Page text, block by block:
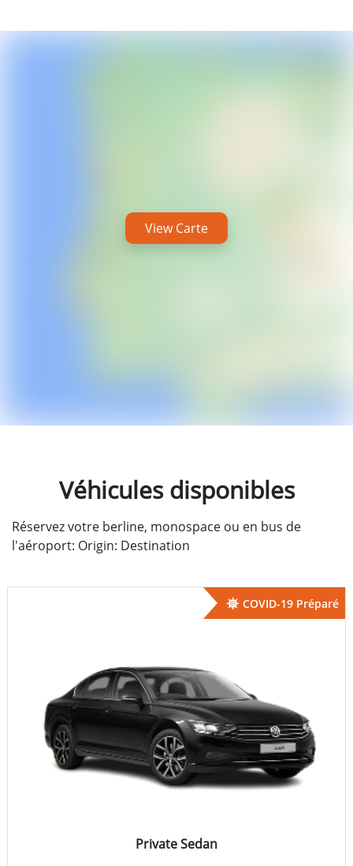
View Carte
Véhicules disponibles
Réservez votre berline, monospace ou en bus de
l'aéroport: Origin: Destination
COVID-19 Préparé
Private Sedan